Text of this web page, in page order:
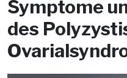
Symptome
des